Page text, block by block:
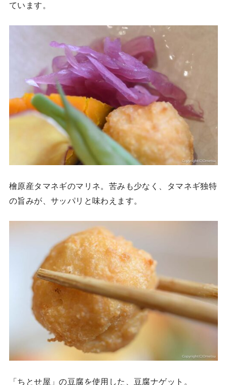
ています。
檜原産タマネギのマリネ。苦みも少なく、タマネギ独特
の旨みが、サッパリと味わえます。
「ちとせ屋」の豆腐を使用した、豆腐ナゲット。